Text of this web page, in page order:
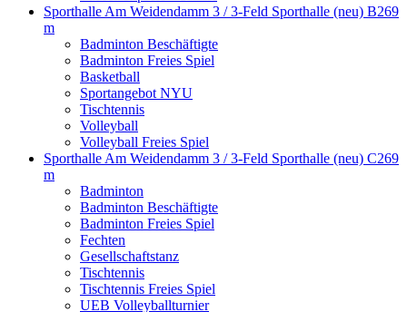
Sporthalle Am Weidendamm 3 / 3-Feld Sporthalle (neu) B269
m
Badminton Beschäftigte
Badminton Freies Spiel
Basketball
Sportangebot NYU
Tischtennis
Volleyball
Volleyball Freies Spiel
Sporthalle Am Weidendamm 3 / 3-Feld Sporthalle (neu) C269
m
Badminton
Badminton Beschäftigte
Badminton Freies Spiel
Fechten
Gesellschaftstanz
Tischtennis
Tischtennis Freies Spiel
UEB Volleyballturnier